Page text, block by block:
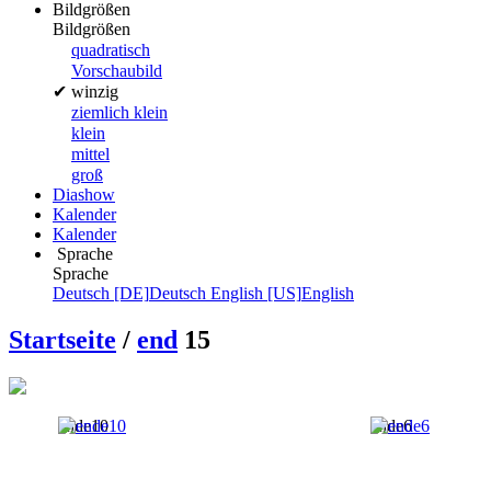
Bildgrößen
Bildgrößen
quadratisch
Vorschaubild
✔ winzig
ziemlich klein
klein
mittel
groß
Diashow
Kalender
Kalender
Sprache
Sprache
Deutsch [DE]Deutsch English [US]English
Startseite / end 15
ende10 ende6